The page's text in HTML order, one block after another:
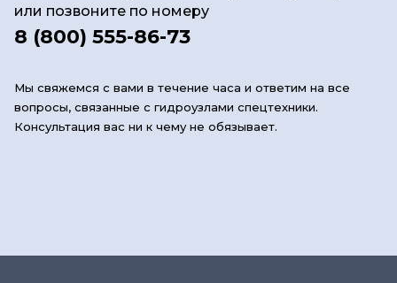
или позвоните по номеру
8 (800) 555-86-73
Мы свяжемся с вами в течение часа и ответим на все
вопросы, связанные с гидроузлами спецтехники.
Консультация вас ни к чему не обязывает.